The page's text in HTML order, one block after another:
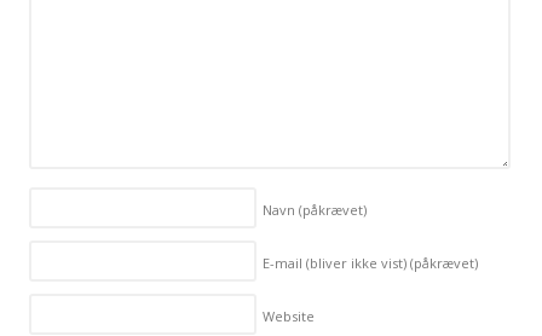
Navn(påkrævet)
E-mail (bliver ikke vist)(påkrævet)
Website